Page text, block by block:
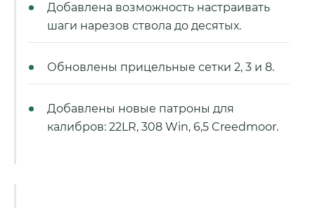
Добавлена возможность настраивать
шаги нарезов ствола до десятых.
Обновлены прицельные сетки 2, 3 и 8.
Добавлены новые патроны для
калибров: 22LR, 308 Win, 6,5 Creedmoor.